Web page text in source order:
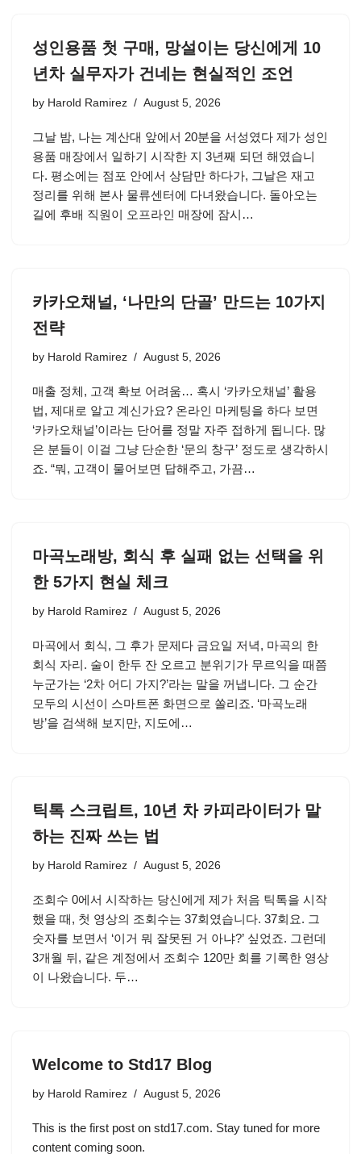
성인용품 첫 구매, 망설이는 당신에게 10
년차 실무자가 건네는 현실적인 조언
by Harold Ramirez August 5, 2026
그날 밤, 나는 계산대 앞에서 20분을 서성였다 제가 성인
용품 매장에서 일하기 시작한 지 3년째 되던 해였습니
다. 평소에는 점포 안에서 상담만 하다가, 그날은 재고
정리를 위해 본사 물류센터에 다녀왔습니다. 돌아오는
길에 후배 직원이 오프라인 매장에 잠시…
카카오채널, ‘나만의 단골’ 만드는 10가지
전략
by Harold Ramirez August 5, 2026
매출 정체, 고객 확보 어려움… 혹시 ‘카카오채널’ 활용
법, 제대로 알고 계신가요? 온라인 마케팅을 하다 보면
‘카카오채널’이라는 단어를 정말 자주 접하게 됩니다. 많
은 분들이 이걸 그냥 단순한 ‘문의 창구’ 정도로 생각하시
죠. “뭐, 고객이 물어보면 답해주고, 가끔…
마곡노래방, 회식 후 실패 없는 선택을 위
한 5가지 현실 체크
by Harold Ramirez August 5, 2026
마곡에서 회식, 그 후가 문제다 금요일 저녁, 마곡의 한
회식 자리. 술이 한두 잔 오르고 분위기가 무르익을 때쯤
누군가는 ‘2차 어디 가지?’라는 말을 꺼냅니다. 그 순간
모두의 시선이 스마트폰 화면으로 쏠리죠. ‘마곡노래
방’을 검색해 보지만, 지도에…
틱톡 스크립트, 10년 차 카피라이터가 말
하는 진짜 쓰는 법
by Harold Ramirez August 5, 2026
조회수 0에서 시작하는 당신에게 제가 처음 틱톡을 시작
했을 때, 첫 영상의 조회수는 37회였습니다. 37회요. 그
숫자를 보면서 ‘이거 뭐 잘못된 거 아냐?’ 싶었죠. 그런데
3개월 뒤, 같은 계정에서 조회수 120만 회를 기록한 영상
이 나왔습니다. 두…
Welcome to Std17 Blog
by Harold Ramirez August 5, 2026
This is the first post on std17.com. Stay tuned for more
content coming soon.